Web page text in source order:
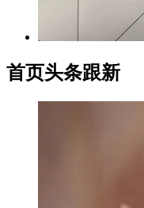
首页头条跟新